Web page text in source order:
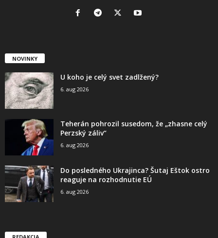
NOVINKY
U koho je celý svet zadlžený?
6. aug 2026
Teherán pohrozil susedom, že „zhasne celý
Perzský záliv“
6. aug 2026
Do posledného Ukrajinca? Šutaj Eštok ostro
reaguje na rozhodnutie EÚ
6. aug 2026